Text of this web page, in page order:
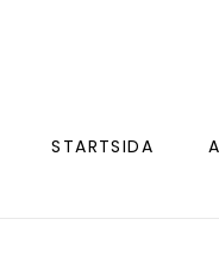
STARTSIDA